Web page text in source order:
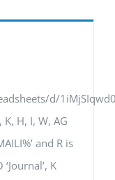
d/
H, I, W, AG
and R is
K